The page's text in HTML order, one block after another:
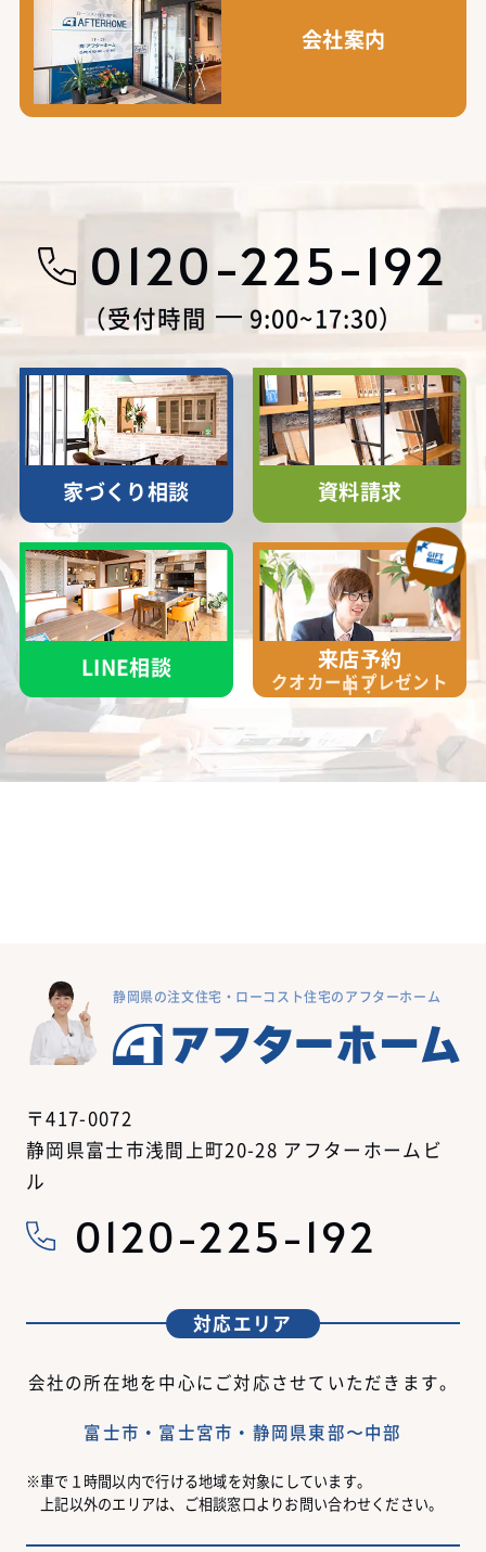
会社案内
0120-225-192
受付時間 9:00~17:30
家づくり相談 資料請求
LINE相談 来店予約
クオカードプレゼント
中！
静岡県の注文住宅・ローコスト住宅のアフターホーム
〒417-0072
静岡県富士市浅間上町20-28 アフターホームビ
ル
0120-225-192
対応エリア
会社の所在地を中心にご対応させていただきます。
富士市・富士宮市・静岡県東部〜中部
車で１時間以内で行ける地域を対象にしています。
上記以外のエリアは、ご相談窓口よりお問い合わせください。